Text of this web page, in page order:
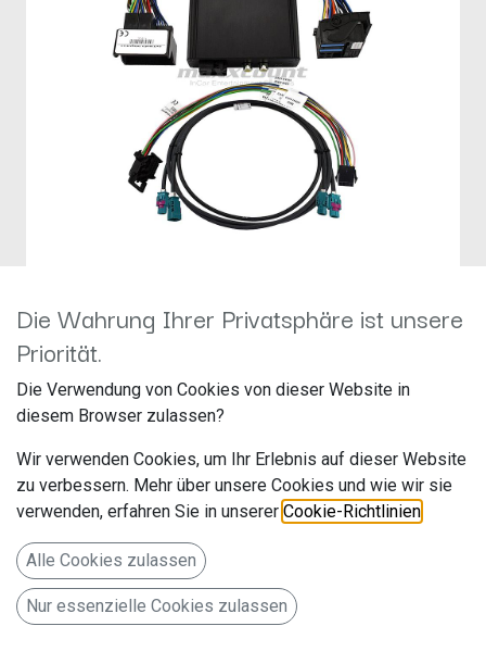
MAXXCOUNT A18892
Hersteller: Maxxcount
Artikelnummer: A18892
Front- & Rückfahrkamera-Interface für Mercedes
NTG5/NTG5.1 Comand Online / Audio20 CD / Audio20 USB
319,00€ Alle Preise inkl. MwSt.
Die Wahrung Ihrer Privatsphäre ist unsere
Priorität.
Die Verwendung von Cookies von dieser Website in
diesem Browser zulassen?
Wir verwenden Cookies, um Ihr Erlebnis auf dieser Website
zu verbessern. Mehr über unsere Cookies und wie wir sie
verwenden, erfahren Sie in unserer Cookie-Richtlinien
Alle Cookies zulassen
Nur essenzielle Cookies zulassen